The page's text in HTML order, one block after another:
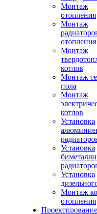
Монтаж
отопления
Монтаж
отопления
Монтаж
котлов
Монтаж
пола
Монтаж
котлов
Установка
Установка
Установка
Монтаж
отопления
Проектирование